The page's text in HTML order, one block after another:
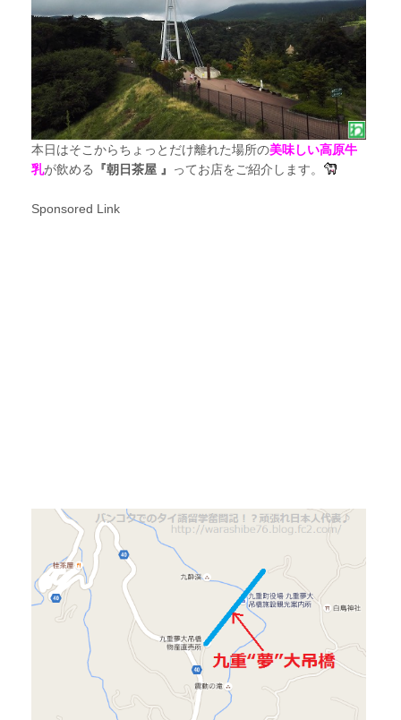
本日はそこからちょっとだけ離れた場所の美味しい高原牛
乳が飲める 『朝日茶屋 』 ってお店をご紹介します。
Sponsored Link